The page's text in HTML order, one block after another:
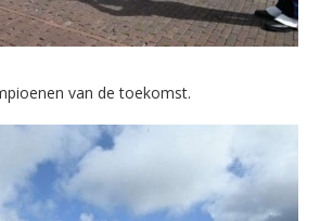
van de toekomst.